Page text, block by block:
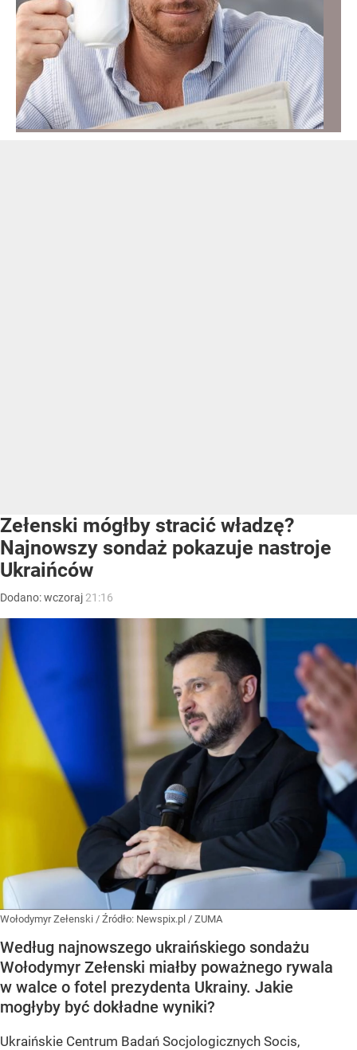
Zełenski mógłby stracić władzę?
Najnowszy sondaż pokazuje nastroje
Ukraińców
Dodano:wczoraj 21:16
Wołodymyr Zełenski / Źródło: Newspix.pl / ZUMA
Według najnowszego ukraińskiego sondażu
Wołodymyr Zełenski miałby poważnego rywala
w walce o fotel prezydenta Ukrainy. Jakie
mogłyby być dokładne wyniki?
Ukraińskie Centrum Badań Socjologicznych Socis,